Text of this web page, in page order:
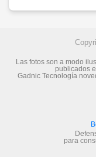
Las fotos son a modo
publicados
Gadnic Tecnología
para